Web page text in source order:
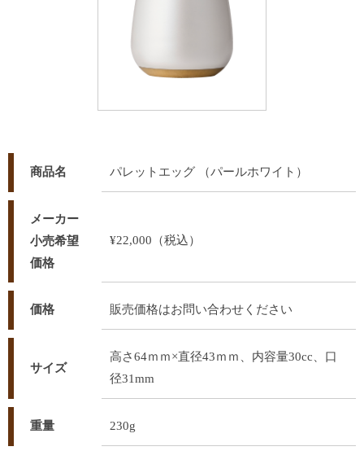
商品名 パレットエッグ （パールホワイト）
メーカー
小売希望
価格
¥22,000（税込）
価格 販売価格はお問い合わせください
サイズ
高さ64ｍｍ×直径43ｍｍ、内容量30cc、口
径31mm
重量 230g